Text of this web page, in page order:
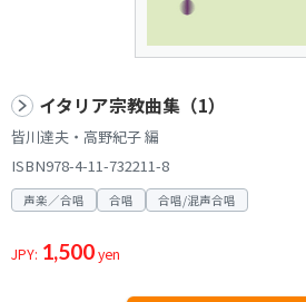
イタリア宗教曲集（1）
皆川達夫・高野紀子 編
ISBN978-4-11-732211-8
声楽／合唱 合唱 合唱/混声合唱
JPY: 1,500yen